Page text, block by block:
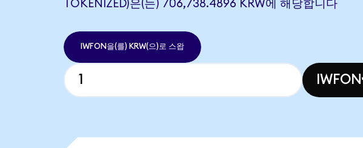
TOKENIZED)은(는) 706,738.4896 KRW에 해당합니다
IWFON을(를) KRW(으)로 스왑
IWFON